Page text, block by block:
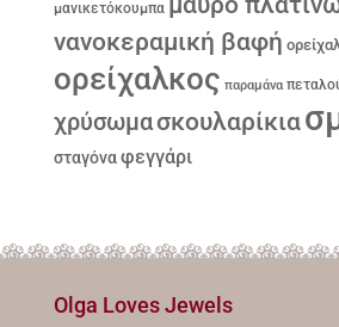
μανικετόκουμπα
νανοκεραμική βαφή
ορείχαλκος παραμάνα
χρύσωμασκουλαρίκια
σταγόνα φεγγάρι
Olga Loves Jewels